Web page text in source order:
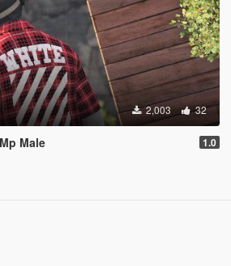
2,003 32
Male 1.0